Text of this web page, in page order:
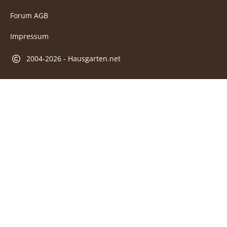
Forum AGB
Impressum
2004-2026 - Hausgarten.net